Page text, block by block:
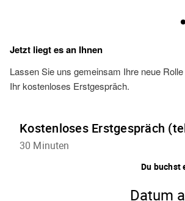
Jetzt liegt es an Ihnen
Lassen Sie uns gemeinsam Ihre neue
Ihr kostenloses Erstgespräch.